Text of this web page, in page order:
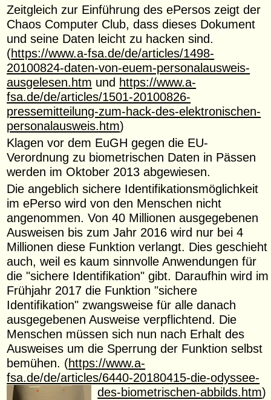
Zeitgleich zur Einführung des ePersos zeigt der
Chaos Computer Club, dass dieses Dokument
und seine Daten leicht zu hacken sind.
(https://www.a-fsa.de/de/articles/1498-
20100824-daten-von-euem-personalausweis-
ausgelesen.htm und https://www.a-
fsa.de/de/articles/1501-20100826-
pressemitteilung-zum-hack-des-elektronischen-
personalausweis.htm)
Klagen vor dem EuGH gegen die EU-
Verordnung zu biometrischen Daten in Pässen
werden im Oktober 2013 abgewiesen.
Die angeblich sichere Identifikationsmöglichkeit
im ePerso wird von den Menschen nicht
angenommen. Von 40 Millionen ausgegebenen
Ausweisen bis zum Jahr 2016 wird nur bei 4
Millionen diese Funktion verlangt. Dies geschieht
auch, weil es kaum sinnvolle Anwendungen für
die "sichere Identifikation" gibt. Daraufhin wird im
Frühjahr 2017 die Funktion "sichere
Identifikation" zwangsweise für alle danach
ausgegebenen Ausweise verpflichtend. Die
Menschen müssen sich nun nach Erhalt des
Ausweises um die Sperrung der Funktion selbst
bemühen. (https://www.a-
fsa.de/de/articles/6440-20180415-die-odyssee-
des-biometrischen-abbilds.htm)